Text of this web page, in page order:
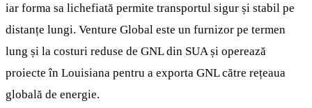
iar forma sa lichefiată permite transportul sigur și stabil pe
distanțe lungi. Venture Global este un furnizor pe termen
lung și la costuri reduse de GNL din SUA și operează
proiecte în Louisiana pentru a exporta GNL către rețeaua
globală de energie.